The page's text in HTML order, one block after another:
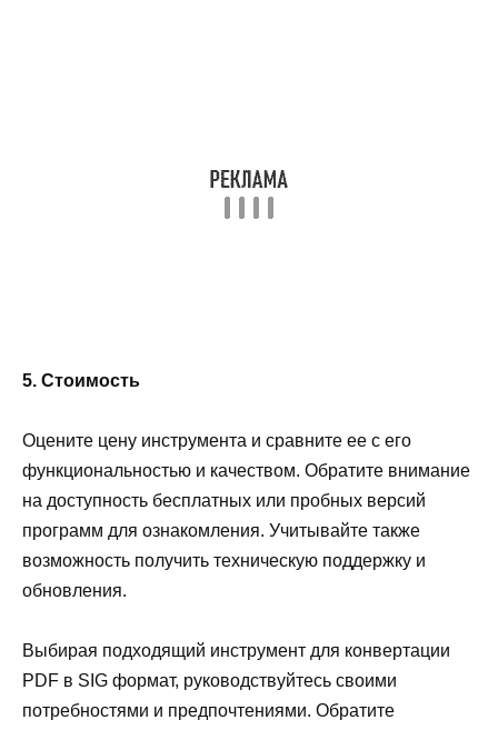
5. Стоимость
Оцените цену инструмента и сравните ее с его
функциональностью и качеством. Обратите внимание
на доступность бесплатных или пробных версий
программ для ознакомления. Учитывайте также
возможность получить техническую поддержку и
обновления.
Выбирая подходящий инструмент для конвертации
PDF в SIG формат, руководствуйтесь своими
потребностями и предпочтениями. Обратите